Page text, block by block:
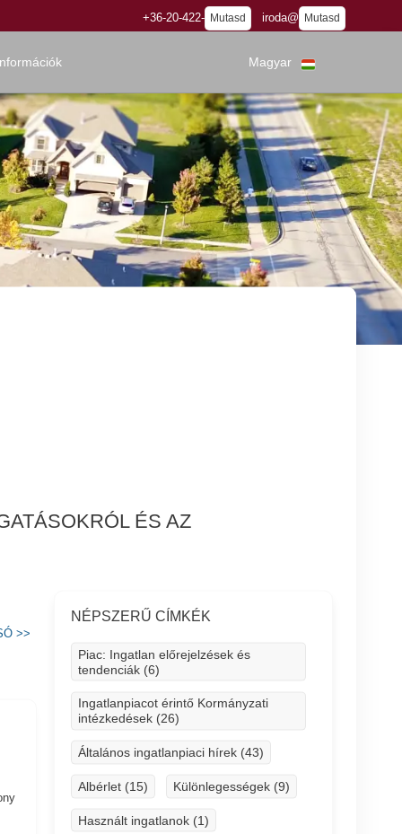
+36-20-422- Mutasd iroda@ Mutasd
Magyar
ÉS AZ
>>
NÉPSZERŰ CÍMKÉK
Piac: Ingatlan előrejelzések és
tendenciák (6)
Ingatlanpiacot érintő Kormányzati
intézkedések (26)
Általános ingatlanpiaci hírek (43)
Albérlet (15) Különlegességek (9)
Használt ingatlanok (1)